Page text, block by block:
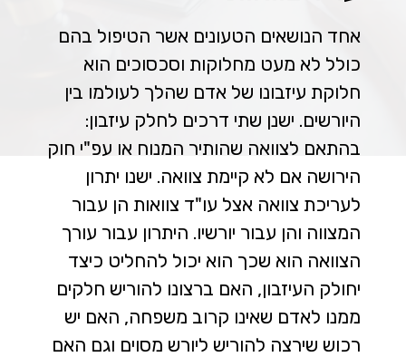
אחד הנושאים הטעונים אשר הטיפול בהם
כולל לא מעט מחלוקות וסכסוכים הוא
חלוקת עיזבונו של אדם שהלך לעולמו בין
היורשים. ישנן שתי דרכים לחלק עיזבון:
בהתאם לצוואה שהותיר המנוח או עפ"י חוק
הירושה אם לא קיימת צוואה. ישנו יתרון
לעריכת צוואה אצל עו"ד צוואות הן עבור
המצווה והן עבור יורשיו. היתרון עבור עורך
הצוואה הוא שכך הוא יכול להחליט כיצד
יחולק העיזבון, האם ברצונו להוריש חלקים
ממנו לאדם שאינו קרוב משפחה, האם יש
רכוש שירצה להוריש ליורש מסוים וגם האם